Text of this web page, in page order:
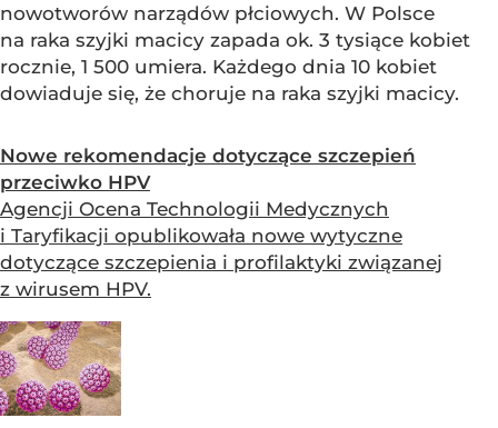
nowotworów narządów płciowych. W Polsce
na raka szyjki macicy zapada ok. 3 tysiące kobiet
rocznie, 1 500 umiera. Każdego dnia 10 kobiet
dowiaduje się, że choruje na raka szyjki macicy.
Nowe rekomendacje dotyczące szczepień
przeciwko HPV
Agencji Ocena Technologii Medycznych
i Taryfikacji opublikowała nowe wytyczne
dotyczące szczepienia i profilaktyki związanej
z wirusem HPV.